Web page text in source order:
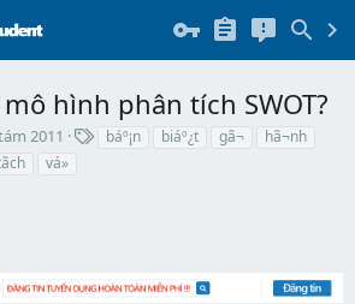
hình phân tích SWOT?
2011 báº¡n biáº¿t gã¬
hã¬nh
vá»